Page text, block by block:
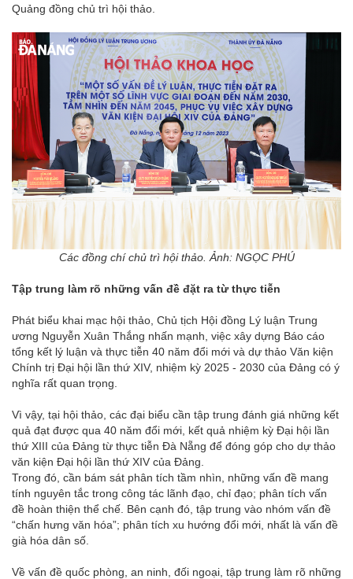
Quảng đồng chủ trì hội thảo.
Các đồng chí chủ trì hội thảo. Ảnh: NGỌC PHÚ
Tập trung làm rõ những vấn đề đặt ra từ thực tiễn
Phát biểu khai mạc hội thảo, Chủ tịch Hội đồng Lý luận Trung
ương Nguyễn Xuân Thắng nhấn mạnh, việc xây dựng Báo cáo
tổng kết lý luận và thực tiễn 40 năm đổi mới và dự thảo Văn kiện
Chính trị Đại hội lần thứ XIV, nhiệm kỳ 2025 - 2030 của Đảng có ý
nghĩa rất quan trọng.
Vì vậy, tại hội thảo, các đại biểu cần tập trung đánh giá những kết
quả đạt được qua 40 năm đổi mới, kết quả nhiệm kỳ Đại hội lần
thứ XIII của Đảng từ thực tiễn Đà Nẵng để đóng góp cho dự thảo
văn kiện Đại hội lần thứ XIV của Đảng.
Trong đó, cần bám sát phân tích tầm nhìn, những vấn đề mang
tính nguyên tắc trong công tác lãnh đạo, chỉ đạo; phân tích vấn
đề hoàn thiện thể chế. Bên cạnh đó, tập trung vào nhóm vấn đề
“chấn hưng văn hóa”; phân tích xu hướng đổi mới, nhất là vấn đề
già hóa dân số.
Về vấn đề quốc phòng, an ninh, đối ngoại, tập trung làm rõ những